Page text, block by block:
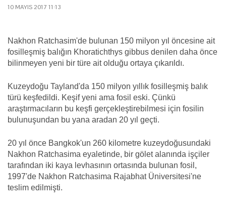
10 MAYIS 2017 11:13
Nakhon Ratchasim'de bulunan 150 milyon yıl öncesine ait
fosilleşmiş balığın Khoratichthys gibbus denilen daha önce
bilinmeyen yeni bir türe ait olduğu ortaya çıkarıldı.
Kuzeydoğu Tayland'da 150 milyon yıllık fosilleşmiş balık
türü keşfedildi. Keşif yeni ama fosil eski. Çünkü
araştırmacıların bu keşfi gerçekleştirebilmesi için fosilin
bulunuşundan bu yana aradan 20 yıl geçti.
20 yıl önce Bangkok'un 260 kilometre kuzeydoğusundaki
Nakhon Ratchasima eyaletinde, bir gölet alanında işçiler
tarafından iki kaya levhasının ortasında bulunan fosil,
1997'de Nakhon Ratchasima Rajabhat Üniversitesi'ne
teslim edilmişti.